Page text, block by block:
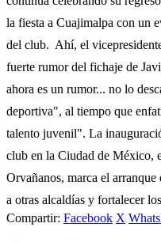
la fiesta a Cuajimalpa con un
del club. Ahí, el
fuerte rumor del fichaje de
ahora es un rumor... no lo
deportiva", al tiempo que
talento juvenil". La
club en la Ciudad de México,
Orvañanos, marca el
a otras alcaldías y fortalecer
Compartir: Facebook X